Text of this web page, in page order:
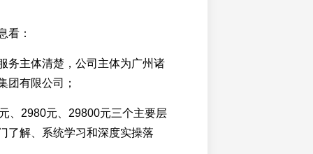
看：
务主体清楚，公司主体为广州诸
团有限公司；
、2980元、29800元三个主要层
了解、系统学习和深度实操落